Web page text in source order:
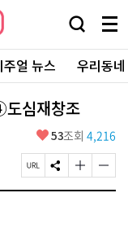
검
창
열
기
메
뉴
전
체
보
주얼 뉴스 우리동
심재창조
좋
요
53조회 4,216
페
이
S
N
글
자
글
자